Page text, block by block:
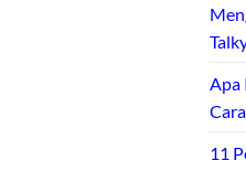
Apa
11